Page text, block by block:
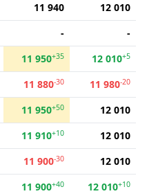
11 940
12 010
-
-
11 950+35 12 010+5
11 880-30 11 980-20
11 950+50
12 010
11 910+10
12 010
11 900-30
12 010
11 900+40 12 010+10